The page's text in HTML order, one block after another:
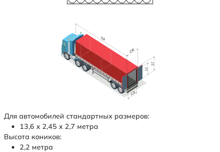
Для автомобилей стандартных размеров:
13,6 х 2,45 х 2,7 метра
Высота коников:
2,2 метра